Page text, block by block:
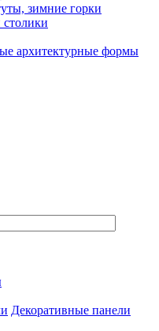
зимние горки
столики
архитектурные формы
Декоративные панели